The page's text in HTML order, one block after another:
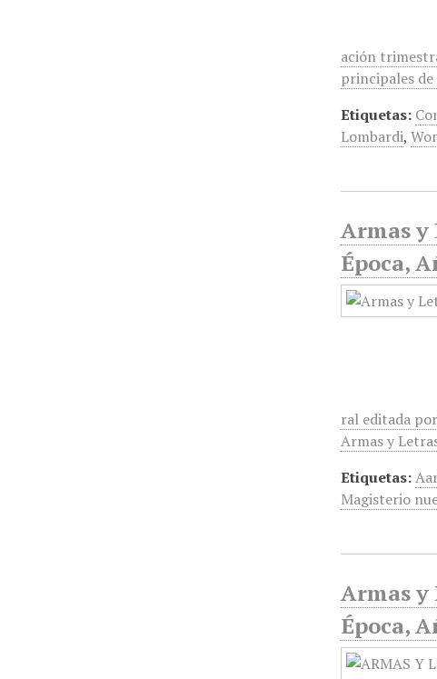
ación
principales
Etiquetas:
Lombardi,
Armas y
Época,
ral editada
Armas y
Etiquetas:
Magisterio
Armas y
Época,